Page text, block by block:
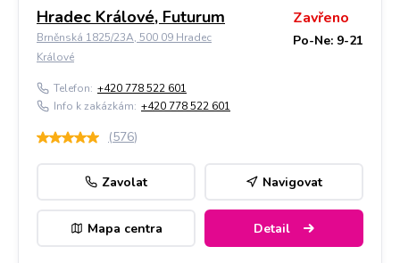
Hradec Králové, Futurum
Brněnská 1825/23A, 500 09 Hradec
Králové
Zavřeno
Po-Ne: 9-21
Telefon: +420 778 522 601
Info k zakázkám: +420 778 522 601
(576)
Zavolat Navigovat
Mapa centra Detail